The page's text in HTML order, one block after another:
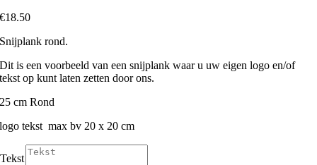
€18.50
Snijplank rond.
Dit is een voorbeeld van een snijplank waar u uw eigen logo en/of
tekst op kunt laten zetten door ons.
25 cm Rond
logo tekst max bv 20 x 20 cm
Tekst